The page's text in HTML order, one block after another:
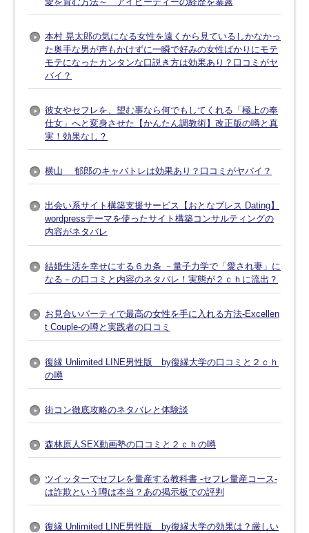
本村 晃太郎の気になる女性を遠くから見ているしかなかっ
た奥手な男が声もかけずに一瞬で好みの女性ばかりにモテ
モテになったカンタンな口説き方は効果あり？口コミがヤ
バイ？
彼女やセフレを、望む事なら何でもしてくれる「極上の奉
仕女」へと変身させた【かんたん調教術】改正版の噂と真
実！効果なし？
横山 郁郎のキャバトレは効果あり？口コミがヤバイ？
出会い系サイト構築支援サービス【おとなプレス Dating】
wordpressテーマを使ったサイト構築コンサルティングの
内容がネタバレ
結婚生活を幸せにする６カ条 －量子力学で「愛され妻」に
なる－の口コミと内容のネタバレ！実態が２ｃｈに流出？
お見合いパーティで最高の女性を手に入れる方法-Excellen
t Couple-の噂と実践者の口コミ
復縁 Unlimited LINE男性版 by復縁大学の口コミと２ｃｈ
の噂
街コン徹底攻略のネタバレと体験談
森林原人SEX動画塾の口コミと２ｃｈの噂
ツイッターでセフレを量産する教科書 -セフレ量産コース-
は詐欺という噂は本当？あの掲示板での評判
復縁 Unlimited LINE男性版 by復縁大学の効果は？厳しい